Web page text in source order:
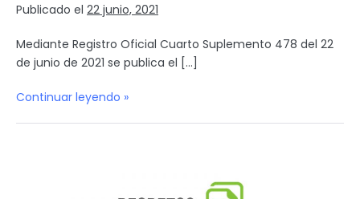
Publicado el 22 junio, 2021
Mediante Registro Oficial Cuarto Suplemento 478 del 22
de junio de 2021 se publica el […]
Continuar leyendo »